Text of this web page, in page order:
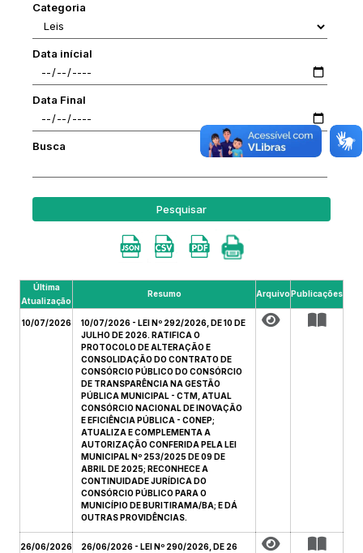
Categoria
Data inícial
Data Final
Busca
Pesquisar
Última
Atualização
Resumo ArquivoPublicações
10/07/2026
10/07/2026 - LEI Nº 292/2026, DE 10 DE
JULHO DE 2026. RATIFICA O
PROTOCOLO DE ALTERAÇÃO E
CONSOLIDAÇÃO DO CONTRATO DE
CONSÓRCIO PÚBLICO DO CONSÓRCIO
DE TRANSPARÊNCIA NA GESTÃO
PÚBLICA MUNICIPAL - CTM, ATUAL
CONSÓRCIO NACIONAL DE INOVAÇÃO
E EFICIÊNCIA PÚBLICA - CONEP;
ATUALIZA E COMPLEMENTA A
AUTORIZAÇÃO CONFERIDA PELA LEI
MUNICIPAL Nº 253/2025 DE 09 DE
ABRIL DE 2025; RECONHECE A
CONTINUIDADE JURÍDICA DO
CONSÓRCIO PÚBLICO PARA O
MUNICÍPIO DE BURITIRAMA/BA; E DÁ
OUTRAS PROVIDÊNCIAS.
26/06/2026
26/06/2026 - LEI Nº 290/2026, DE 26